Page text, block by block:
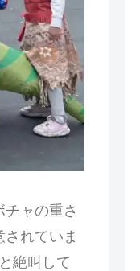
ャの重さ
れていま
絶叫して